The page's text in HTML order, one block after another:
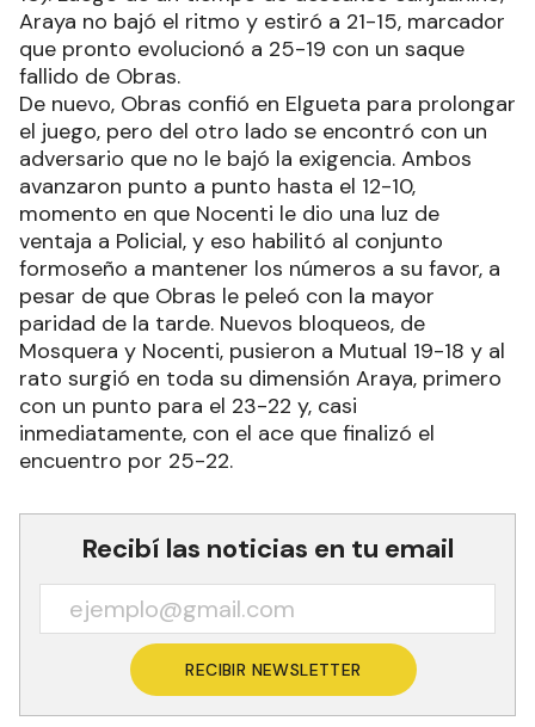
Araya no bajó el ritmo y estiró a 21-15, marcador
que pronto evolucionó a 25-19 con un saque
fallido de Obras.
De nuevo, Obras confió en Elgueta para prolongar
el juego, pero del otro lado se encontró con un
adversario que no le bajó la exigencia. Ambos
avanzaron punto a punto hasta el 12-10,
momento en que Nocenti le dio una luz de
ventaja a Policial, y eso habilitó al conjunto
formoseño a mantener los números a su favor, a
pesar de que Obras le peleó con la mayor
paridad de la tarde. Nuevos bloqueos, de
Mosquera y Nocenti, pusieron a Mutual 19-18 y al
rato surgió en toda su dimensión Araya, primero
con un punto para el 23-22 y, casi
inmediatamente, con el ace que finalizó el
encuentro por 25-22.
Recibí las noticias en tu email
RECIBIR NEWSLETTER